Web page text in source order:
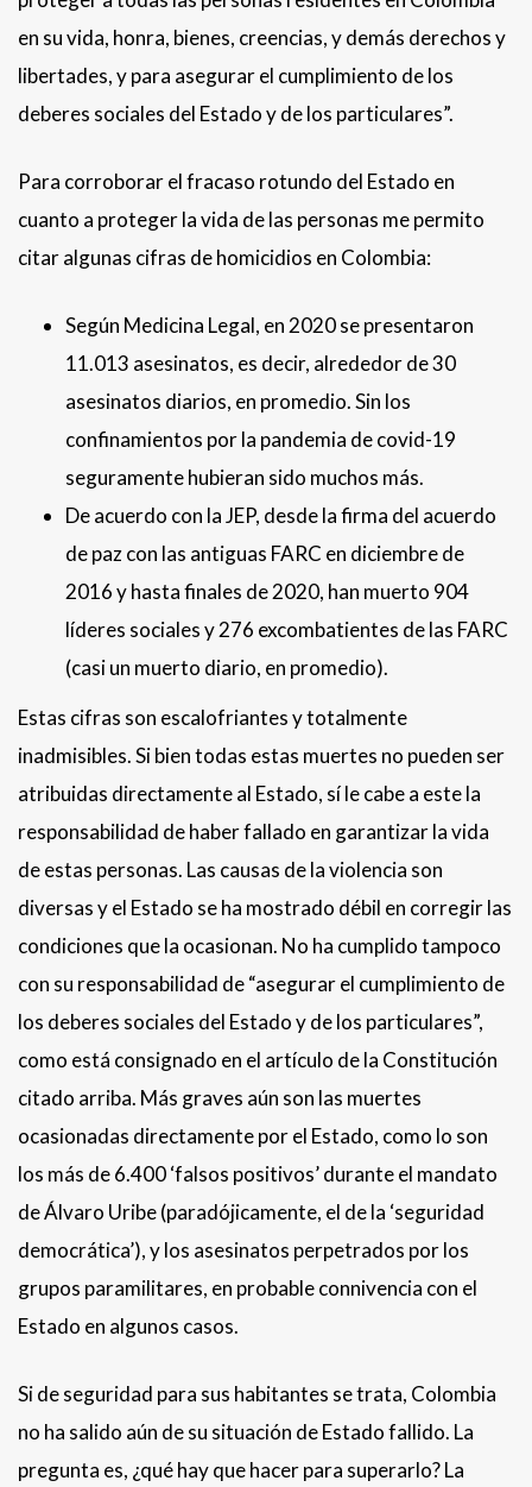
en su vida, honra, bienes, creencias, y demás derechos y
libertades, y para asegurar el cumplimiento de los
deberes sociales del Estado y de los particulares”.
Para corroborar el fracaso rotundo del Estado en
cuanto a proteger la vida de las personas me permito
citar algunas cifras de homicidios en Colombia:
Según Medicina Legal, en 2020 se presentaron
11.013 asesinatos, es decir, alrededor de 30
asesinatos diarios, en promedio. Sin los
confinamientos por la pandemia de covid-19
seguramente hubieran sido muchos más.
De acuerdo con la JEP, desde la firma del acuerdo
de paz con las antiguas FARC en diciembre de
2016 y hasta finales de 2020, han muerto 904
líderes sociales y 276 excombatientes de las FARC
(casi un muerto diario, en promedio).
Estas cifras son escalofriantes y totalmente
inadmisibles. Si bien todas estas muertes no pueden ser
atribuidas directamente al Estado, sí le cabe a este la
responsabilidad de haber fallado en garantizar la vida
de estas personas. Las causas de la violencia son
diversas y el Estado se ha mostrado débil en corregir las
condiciones que la ocasionan. No ha cumplido tampoco
con su responsabilidad de “asegurar el cumplimiento de
los deberes sociales del Estado y de los particulares”,
como está consignado en el artículo de la Constitución
citado arriba. Más graves aún son las muertes
ocasionadas directamente por el Estado, como lo son
los más de 6.400 ‘falsos positivos’ durante el mandato
de Álvaro Uribe (paradójicamente, el de la ‘seguridad
democrática’), y los asesinatos perpetrados por los
grupos paramilitares, en probable connivencia con el
Estado en algunos casos.
Si de seguridad para sus habitantes se trata, Colombia
no ha salido aún de su situación de Estado fallido. La
pregunta es, ¿qué hay que hacer para superarlo? La